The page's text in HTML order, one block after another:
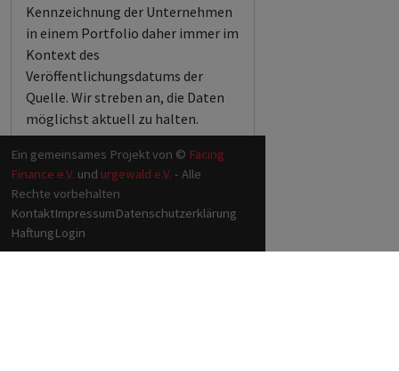
Kennzeichnung der Unternehmen
in einem Portfolio daher immer im
Kontext des
Veröffentlichungsdatums der
Quelle. Wir streben an, die Daten
möglichst aktuell zu halten.
Ein gemeinsames Projekt von © Facing
Finance e.V. und urgewald e.V. - Alle
Rechte vorbehalten
KontaktImpressumDatenschutzerklärung
HaftungLogin